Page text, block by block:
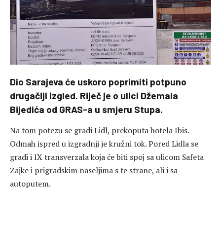
Dio Sarajeva će uskoro poprimiti potpuno
drugačiji izgled. Riječ je o ulici Džemala
Bijedića od GRAS-a u smjeru Stupa.
Na tom potezu se gradi Lidl, prekoputa hotela Ibis.
Odmah ispred u izgradnji je kružni tok. Pored Lidla se
gradi i IX transverzala koja će biti spoj sa ulicom Safeta
Zajke i prigradskim naseljima s te strane, ali i sa
autoputem.